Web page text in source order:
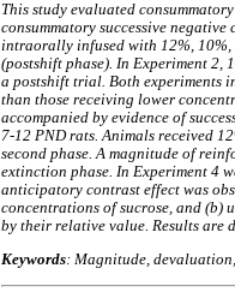
This study evaluated
consummatory successive
intraorally infused with 12%, 10%,
(postshift phase). In Experiment 2,
a postshift trial. Both experiments
than those receiving lower
accompanied by evidence of
7-12 PND rats. Animals received
second phase. A magnitude of
extinction phase. In Experiment 4
anticipatory contrast effect was
concentrations of sucrose, and (b)
by their relative value. Results are
Keywords: Magnitude,